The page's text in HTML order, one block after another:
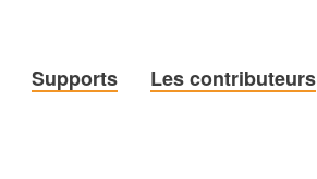
Supports Les contributeurs